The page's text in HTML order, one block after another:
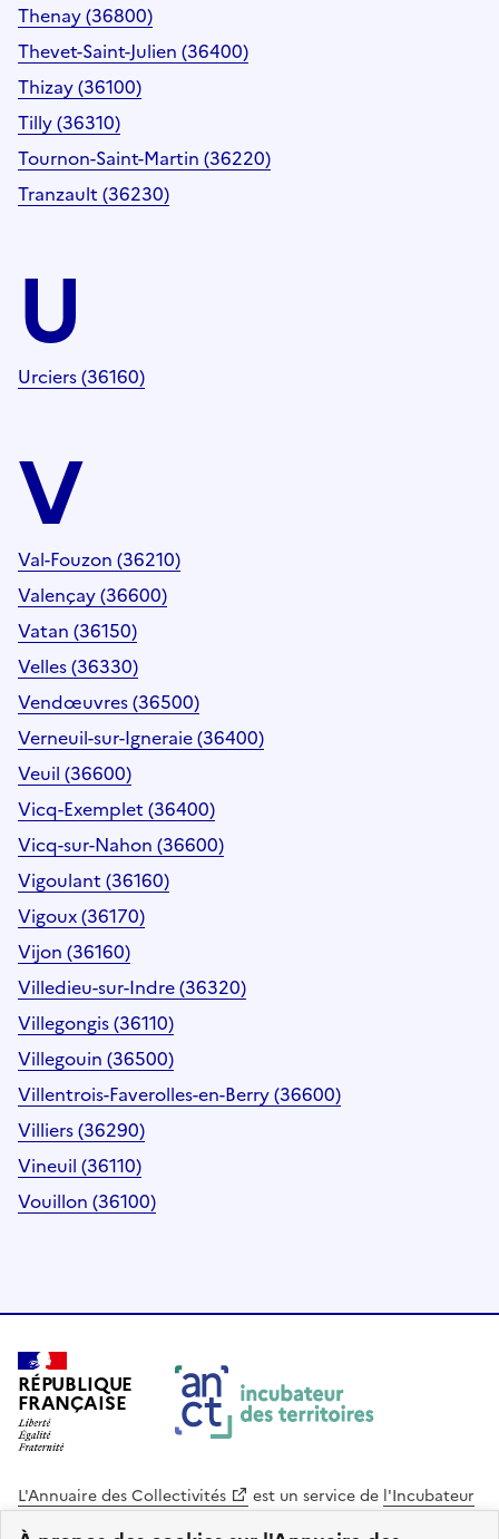
Thenay (36800)
Thevet-Saint-Julien (36400)
Thizay (36100)
Tilly (36310)
Tournon-Saint-Martin (36220)
Tranzault (36230)
U
Urciers (36160)
V
Val-Fouzon (36210)
Valençay (36600)
Vatan (36150)
Velles (36330)
Vendœuvres (36500)
Verneuil-sur-Igneraie (36400)
Veuil (36600)
Vicq-Exemplet (36400)
Vicq-sur-Nahon (36600)
Vigoulant (36160)
Vigoux (36170)
Vijon (36160)
Villedieu-sur-Indre (36320)
Villegongis (36110)
Villegouin (36500)
Villentrois-Faverolles-en-Berry (36600)
Villiers (36290)
Vineuil (36110)
Vouillon (36100)
RÉPUBLIQUE
FRANÇAISE
L'Annuaire des Collectivités est un service de l'Incubateur